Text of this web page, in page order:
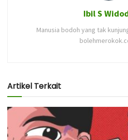
Ibil S
Manusia bodoh yang tak
Artikel Terkait